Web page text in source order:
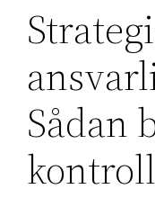
Sådan